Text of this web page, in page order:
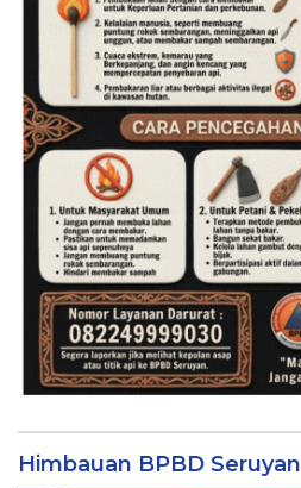
Himbauan BPBD Seruyan